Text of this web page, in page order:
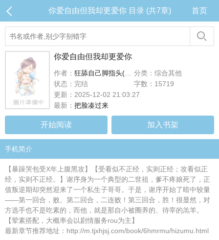
你爱自由但我却更爱你 目录 (共7章) 首页
你爱自由但我却更爱你
作者： 狂舔自己脚指头(求互动
分类：综合其他
状态：完结
字数：15719
更新：2025-12-02 21:03:27
最新： 把脸凑过来
开始阅读 加入书架
手机简介
【暴躁哭包受X年上腹黑攻】【受看似不正经，实则正经；攻看似正
经，实则不正经。】谢序身为一个典型的二世祖，爹不疼娘死了，正
值叛逆期却突然迎来了一个私生子哥哥。于是，谢序开始了暗中较量
——第一回合，败。第二回合，二连败！第三回合，胜！很显然，对
方选手也不是吃素的，而他，就是那自小被圈养的、待宰的羔羊。
【荤素搭配，大概率会以剧情服务rou为主】
最新章节推荐地址：http://m.tjxhjsj.com/book/6hmrmu/hizumu.html